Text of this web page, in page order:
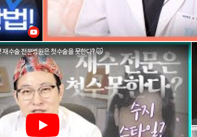
[압구정 김원장] 첫수술 병원 고르는 TIP! 재수술 전문병원은 첫수술을 못한다? 🙀